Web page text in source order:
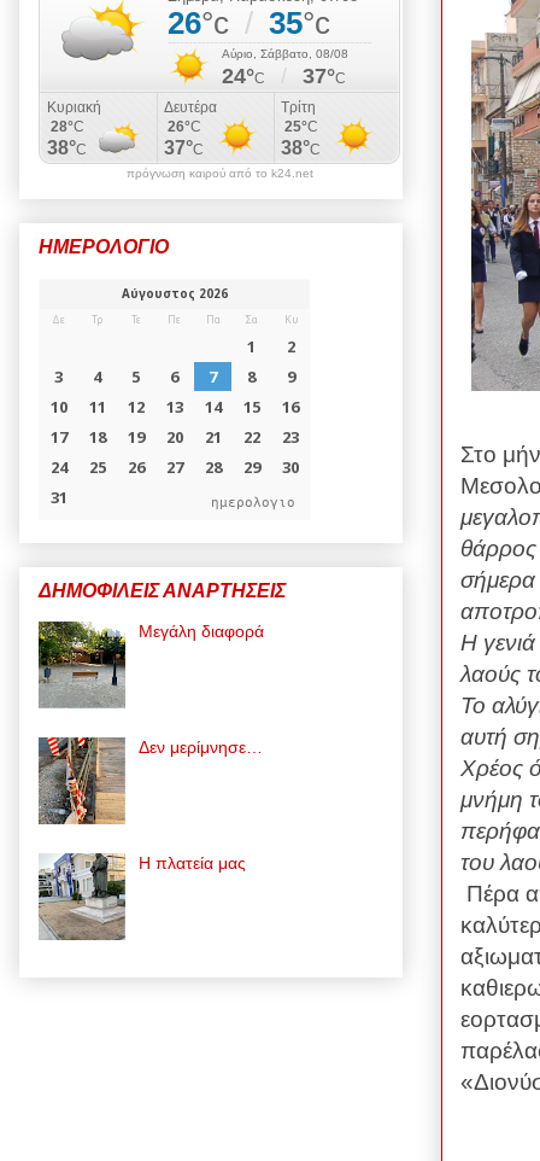
Στο
θάρρος
σήμερα
Η
λαούς
Το
αυτή
Χρέος
μνήμη
του
Πέρα
πρόγνωση καιρού από το k24.net
ΗΜΕΡΟΛΟΓΙΟ
ημερολογιο
ΔΗΜΟΦΙΛΕΙΣ ΑΝΑΡΤΗΣΕΙΣ
Μεγάλη διαφορά
Δεν μερίμνησε…
Η πλατεία μας